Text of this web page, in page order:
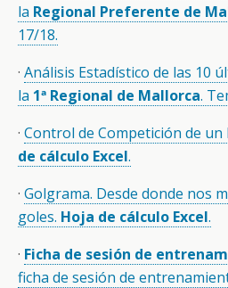
la Regional Preferente de
17/18.
· Análisis Estadístico de las 10
la 1ª Regional de Mallorca.
· Control de Competición de un
de cálculo Excel.
· Golgrama. Desde donde nos
goles. Hoja de cálculo Excel.
· Ficha de sesión de
ficha de sesión de